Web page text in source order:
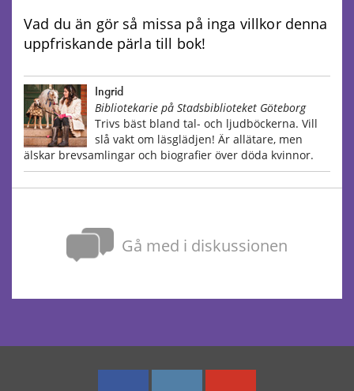
Vad du än gör så missa på inga villkor denna
uppfriskande pärla till bok!
Ingrid
Bibliotekarie på Stadsbiblioteket Göteborg
Trivs bäst bland tal- och ljudböckerna. Vill
slå vakt om läsglädjen! Är allätare, men
älskar brevsamlingar och biografier över döda kvinnor.
Gå med i diskussionen